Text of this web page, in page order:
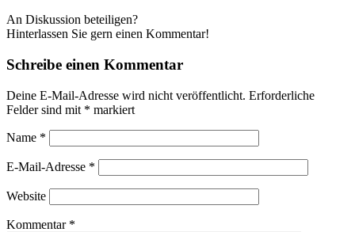
An Diskussion beteiligen?
Hinterlassen Sie gern einen Kommentar!
Schreibe einen Kommentar
Deine E-Mail-Adresse wird nicht veröffentlicht. Erforderliche
Felder sind mit * markiert
Name *
E-Mail-Adresse *
Website
Kommentar *